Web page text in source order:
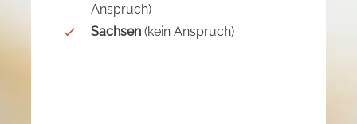
Anspruch)
Sachsen (kein Anspruch)